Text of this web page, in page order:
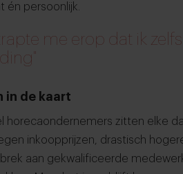
én persoonlijk.
me erop dat ik
in de kaart
horecaondernemers zitten elke
inkoopprijzen, drastisch
aan gekwalificeerde